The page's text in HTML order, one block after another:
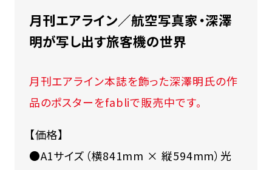
月刊エアライン／航空写真家・深澤
明が写し出す旅客機の世界
月刊エアライン本誌を飾った深澤明氏の作
品のポスターをfabliで販売中です。
【価格】
●A1サイズ（横841mm × 縦594mm）光